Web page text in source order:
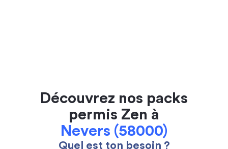
Découvrez nos packs
permis Zen à
Nevers (58000)
Quel est ton besoin ?